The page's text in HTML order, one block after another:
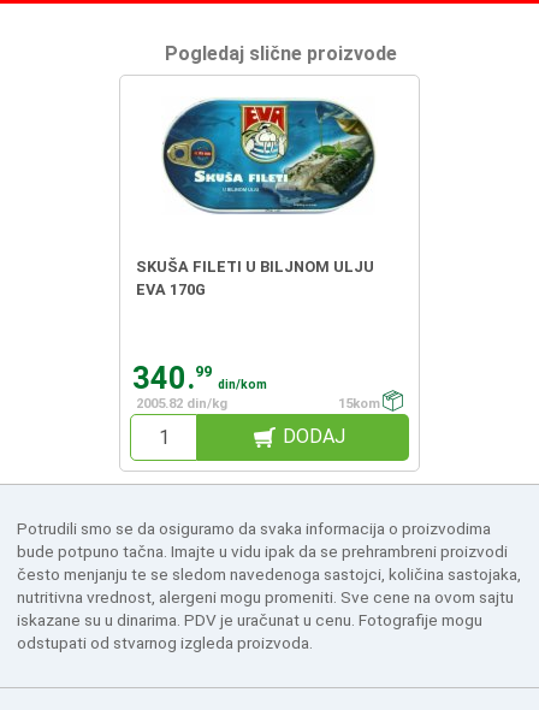
Pogledaj slične proizvode
SKUŠA FILETI U BILJNOM ULJU
EVA 170G
340.99
din/kom
2005.82 din/kg
15kom
DODAJ
Potrudili smo se da osiguramo da svaka informacija o proizvodima
bude potpuno tačna. Imajte u vidu ipak da se prehrambreni proizvodi
često menjanju te se sledom navedenoga sastojci, količina sastojaka,
nutritivna vrednost, alergeni mogu promeniti. Sve cene na ovom sajtu
iskazane su u dinarima. PDV je uračunat u cenu. Fotografije mogu
odstupati od stvarnog izgleda proizvoda.